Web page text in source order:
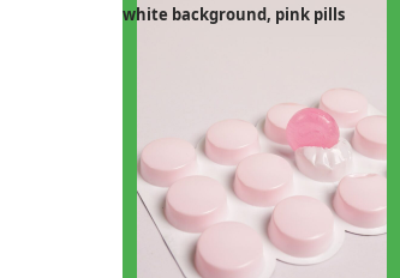
white background, pink pills